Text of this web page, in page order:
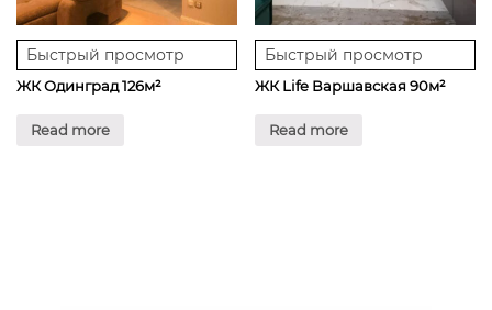
Быстрый просмотр
ЖК Одинград 126м²
Read more
Быстрый просмотр
ЖК Life Варшавская 90м²
Read more